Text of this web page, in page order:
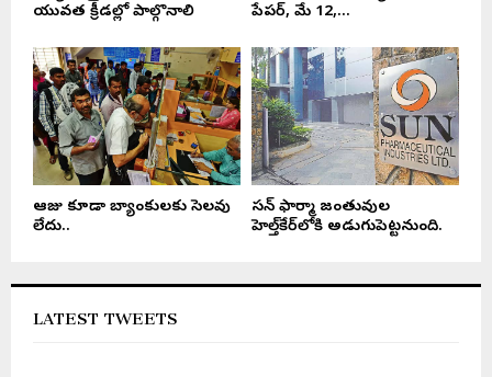
యువత క్రీడల్లో పాల్గొనాలి
పేపర్, మే 12,...
ఆరోజు కూడా బ్యాంకులకు సెలవు
లేదు..
సన్ ఫార్మా జంతువుల
హెల్త్‌కేర్‌లోకి అడుగుపెట్టనుంది.
LATEST TWEETS